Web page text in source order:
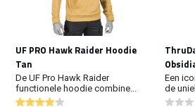
UF PRO Hawk Raider Hoodie
Tan
De UF Pro Hawk Raider
functionele hoodie combine...
Een
de